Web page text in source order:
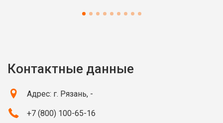
Контактные данные
Адрес: г. Рязань, -
+7 (800) 100-65-16